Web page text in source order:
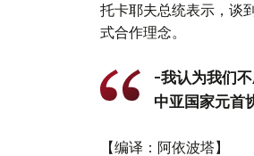
托卡耶夫总统表示，谈
式合作理念。
-我认为我们
中亚国家元首
【编译：阿依波塔】